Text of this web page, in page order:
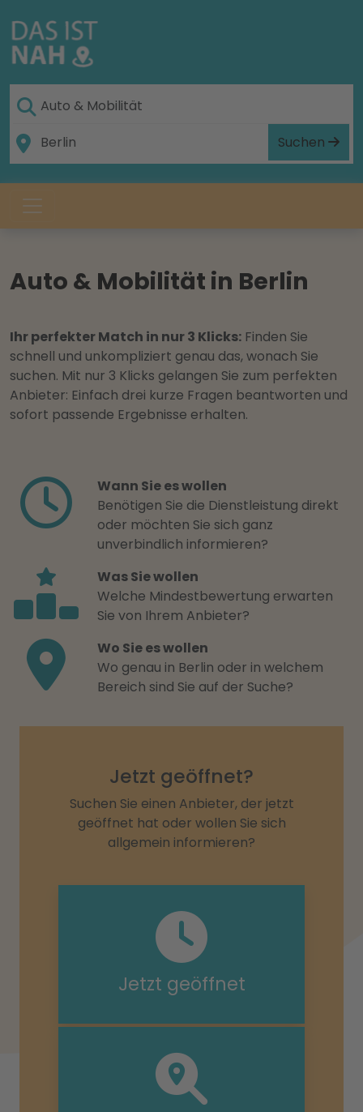
Suchen
Auto & Mobilität in Berlin
Ihr perfekter Match in nur 3 Klicks: Finden Sie
schnell und unkompliziert genau das, wonach Sie
suchen. Mit nur 3 Klicks gelangen Sie zum perfekten
Anbieter: Einfach drei kurze Fragen beantworten und
sofort passende Ergebnisse erhalten.
Wann Sie es wollen
Benötigen Sie die Dienstleistung direkt
oder möchten Sie sich ganz
unverbindlich informieren?
Was Sie wollen
Welche Mindestbewertung erwarten
Sie von Ihrem Anbieter?
Wo Sie es wollen
Wo genau in Berlin oder in welchem
Bereich sind Sie auf der Suche?
Jetzt geöffnet?
Suchen Sie einen Anbieter, der jetzt
geöffnet hat oder wollen Sie sich
allgemein informieren?
Jetzt geöffnet